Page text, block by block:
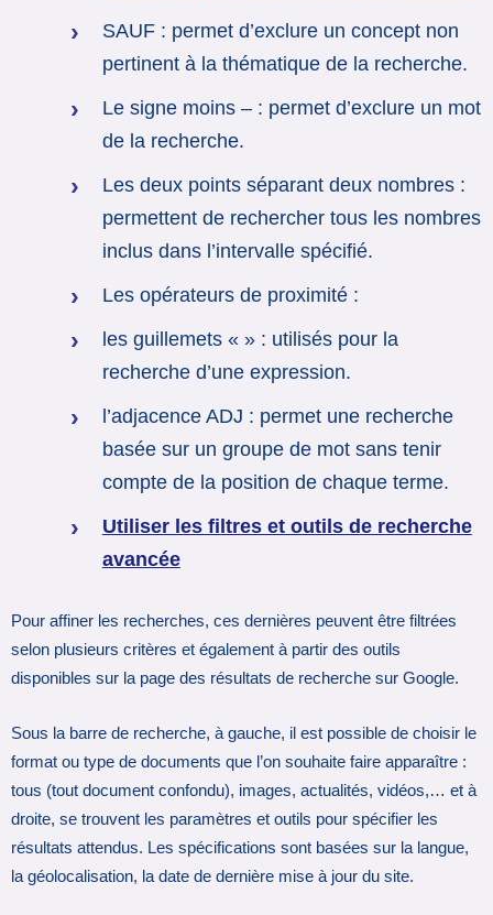
SAUF : permet d’exclure un concept non
pertinent à la thématique de la recherche.
Le signe moins – : permet d’exclure un mot
de la recherche.
Les deux points séparant deux nombres :
permettent de rechercher tous les nombres
inclus dans l’intervalle spécifié.
Les opérateurs de proximité :
les guillemets « » : utilisés pour la
recherche d’une expression.
l’adjacence ADJ : permet une recherche
basée sur un groupe de mot sans tenir
compte de la position de chaque terme.
Utiliser les filtres et outils de recherche
avancée
Pour affiner les recherches, ces dernières peuvent être filtrées
selon plusieurs critères et également à partir des outils
disponibles sur la page des résultats de recherche sur Google.
Sous la barre de recherche, à gauche, il est possible de choisir le
format ou type de documents que l’on souhaite faire apparaître :
tous (tout document confondu), images, actualités, vidéos,… et à
droite, se trouvent les paramètres et outils pour spécifier les
résultats attendus. Les spécifications sont basées sur la langue,
la géolocalisation, la date de dernière mise à jour du site.